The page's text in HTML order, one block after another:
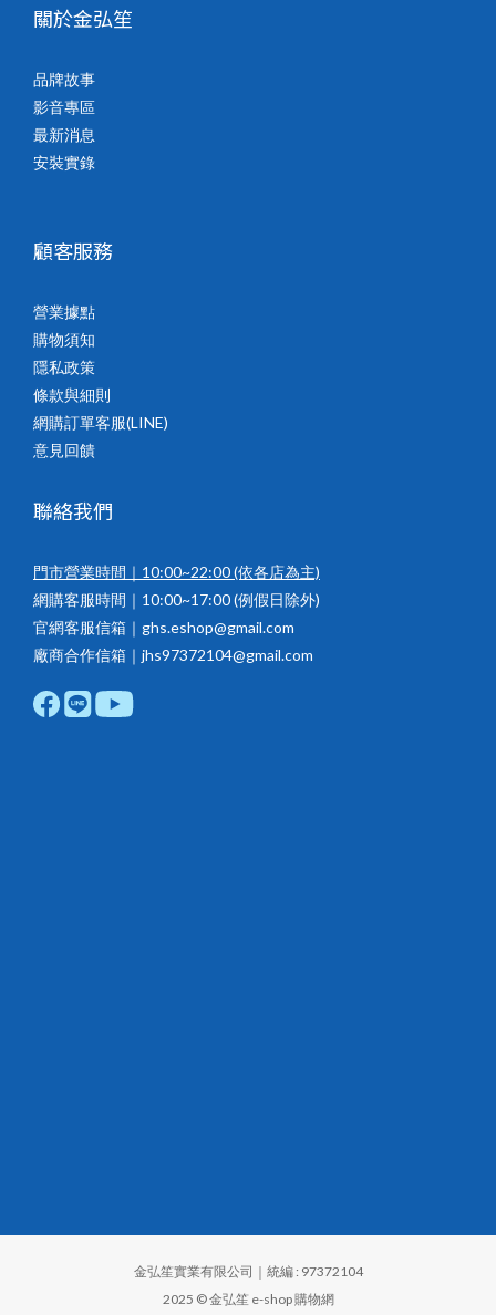
關於金弘笙
品牌故事
影音專區
最新消息
安裝實錄
顧客服務
營業據點
購物須知
隱私政策
條款與細則
網購訂單客服(LINE)
意見回饋
聯絡我們
門市營業時間｜10:00~22:00(依各店為主)
網購客服時間｜10:00~17:00 (例假日除外)
官網客服信箱｜ghs.eshop@gmail.com
廠商合作信箱｜jhs97372104@gmail.com
金弘笙實業有限公司｜統編 : 97372104
2025 © 金弘笙 e-shop 購物網